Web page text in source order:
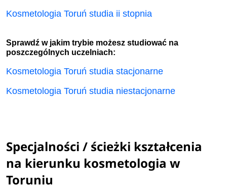
Kosmetologia Toruń studia ii stopnia
Sprawdź w jakim trybie możesz studiować na
poszczególnych uczelniach:
Kosmetologia Toruń studia stacjonarne
Kosmetologia Toruń studia niestacjonarne
Specjalności / ścieżki kształcenia
na kierunku kosmetologia w
Toruniu